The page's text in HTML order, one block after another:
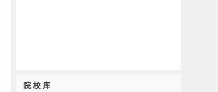
院 校 库